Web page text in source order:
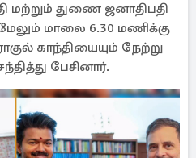
மற்றும் துணை ஜனாதிபதி
மாலை 6.30 மணிக்கு
காந்தியையும் நேற்று
பேசினார்.